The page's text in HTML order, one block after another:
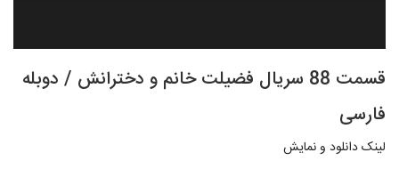
قسمت 88 سریال فضیلت خانم و دخترانش / دوبله
فارسی
لینک دانلود و نمایش